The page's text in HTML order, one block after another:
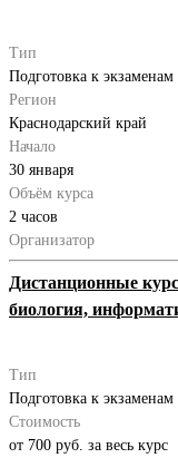
Тип
Подготовка к экзаменам
Регион
Краснодарский край
Начало
30 января
Объём курса
2 часов
Организатор
Дистанционные
биология,
Тип
Подготовка к экзаменам
Стоимость
от 700 руб. за весь курс